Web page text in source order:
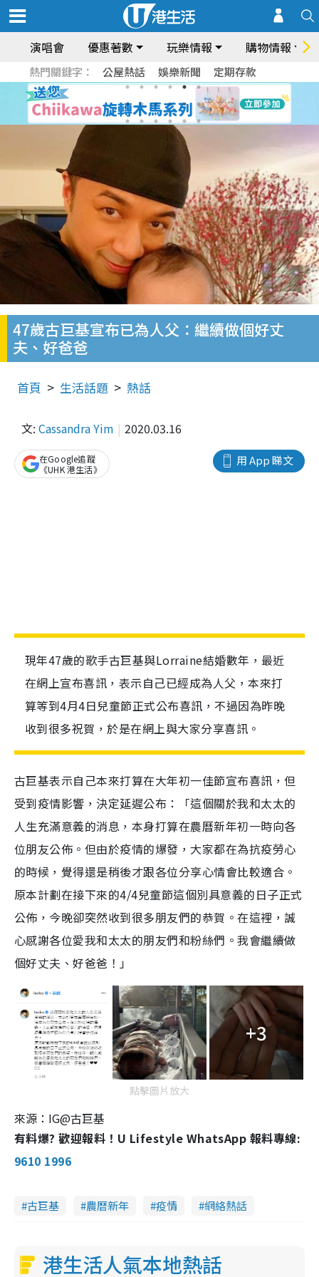
演唱會 優惠著數 玩樂情報 購物情報
熱門關鍵字： 公屋熱話 娛樂新聞 定期存款
47歲古巨基宣布已為人父：繼續做個好丈
夫、好爸爸
首頁 生活話題 熱話
文: Cassandra Yim 2020.03.16
用 App 睇文
在Google追蹤
《UHK 港生活》
現年47歲的歌手古巨基與Lorraine結婚數年，最近
在網上宣布喜訊，表示自己已經成為人父，本來打
算等到4月4日兒童節正式公布喜訊，不過因為昨晚
收到很多祝賀，於是在網上與大家分享喜訊。
古巨基表示自己本來打算在大年初一佳節宣布喜訊，但
受到疫情影響，決定延遲公布：「這個關於我和太太的
人生充滿意義的消息，本身打算在農曆新年初一時向各
位朋友公佈。但由於疫情的爆發，大家都在為抗疫勞心
的時候，覺得還是稍後才跟各位分享心情會比較適合。
原本計劃在接下來的4/4兒童節這個別具意義的日子正式
公佈，今晚卻突然收到很多朋友們的恭賀。在這裡 ，誠
心感謝各位愛我和太太的朋友們和粉絲們。我會繼續做
個好丈夫、好爸爸！」
+3
點擊圖片放大
來源：IG@古巨基
有料爆? 歡迎報料！U Lifestyle WhatsApp 報料專線:
9610 1996
古巨基 農曆新年 疫情 網絡熱話
港生活人氣本地熱話